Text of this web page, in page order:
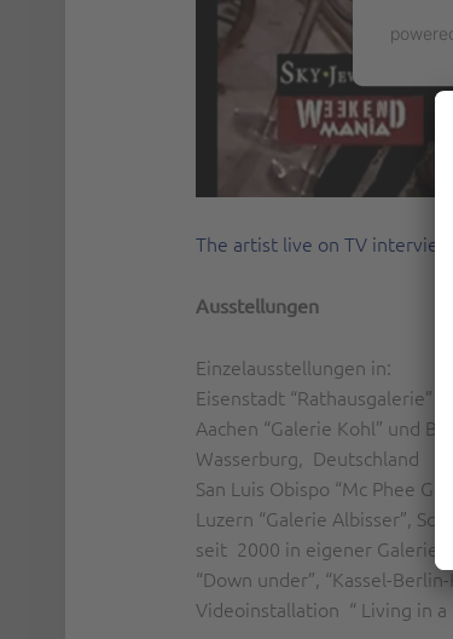
The artist live on TV
Ausstellungen
Einzelausstellungen in:
Eisenstadt “Rathausgalerie”
Aachen “Galerie Kohl” und
Wasserburg, Deutschland
San Luis Obispo “Mc Phee
Luzern “Galerie Albisser”,
seit 2000 in eigener Galerie
“Down under”, “Kassel-
Videoinstallation “ Living in a